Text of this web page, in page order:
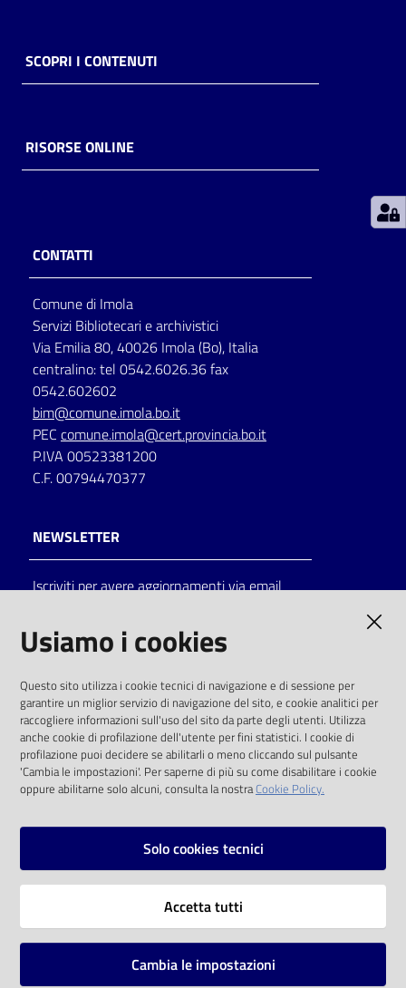
Piani
Decentrate
Seguici
su
on line
Eventi
Chiedi al
bibliotecario
Avvisi
SCOPRI I CONTENUTI
RISORSE ONLINE
CONTATTI
Comune di Imola
Servizi Bibliotecari e archivistici
Via Emilia 80, 40026 Imola (Bo), Italia
centralino: tel 0542.6026.36 fax
0542.602602
bim@comune.imola.bo.it
PEC comune.imola@cert.provincia.bo.it
P.IVA 00523381200
C.F. 00794470377
NEWSLETTER
Iscriviti per avere aggiornamenti via email
solo alle condizioni previste dalla direttiva
comunitaria 2003/98/CE e dal d.lgs. 36/2006
SOCIAL
Instagram
Vai alla pagina
Usiamo i cookies
Questo sito utilizza i cookie tecnici di navigazione e di sessione per
garantire un miglior servizio di navigazione del sito, e cookie analitici per
raccogliere informazioni sull'uso del sito da parte degli utenti. Utilizza
anche cookie di profilazione dell'utente per fini statistici. I cookie di
profilazione puoi decidere se abilitarli o meno cliccando sul pulsante
'Cambia le impostazioni'. Per saperne di più su come disabilitare i cookie
oppure abilitarne solo alcuni, consulta la nostraCookie Policy.
Solo cookies tecnici
Accetta tutti
Cambia le impostazioni